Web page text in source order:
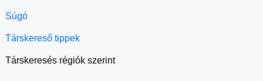
Súgó
Társkereső tippek
Társkeresés régiók szerint